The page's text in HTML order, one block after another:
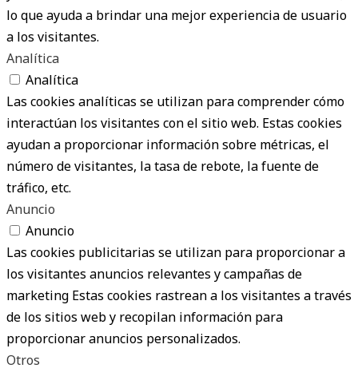
lo que ayuda a brindar una mejor experiencia de usuario
a los visitantes.
Analítica
Analítica
Las cookies analíticas se utilizan para comprender cómo
interactúan los visitantes con el sitio web. Estas cookies
ayudan a proporcionar información sobre métricas, el
número de visitantes, la tasa de rebote, la fuente de
tráfico, etc.
Anuncio
Anuncio
Las cookies publicitarias se utilizan para proporcionar a
los visitantes anuncios relevantes y campañas de
marketing Estas cookies rastrean a los visitantes a través
de los sitios web y recopilan información para
proporcionar anuncios personalizados.
Otros